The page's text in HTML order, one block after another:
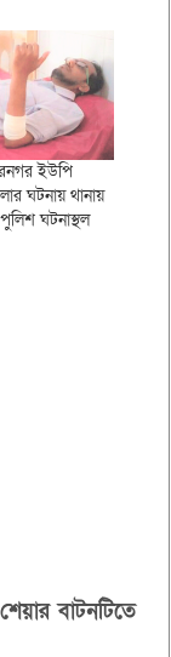
ইউপি
ঘটনায় থানায়
ঘটনাস্থল
বাটনটিতে